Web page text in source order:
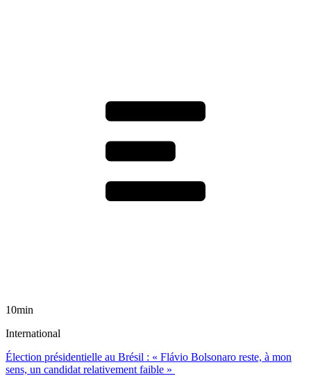
10min
International
Élection présidentielle au Brésil : « Flávio Bolsonaro reste, à mon
sens, un candidat relativement faible »